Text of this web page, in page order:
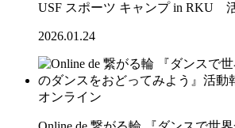
USF スポーツ キャンプ in RKU
2026.01.24
オンライン